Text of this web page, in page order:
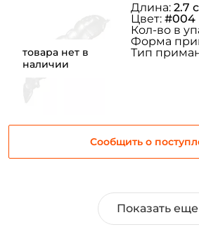
товара нет в
наличии
Сообщить о
Длина: 2.7
Цвет: #004
Кол-во в
Форма
Тип
Показать еще